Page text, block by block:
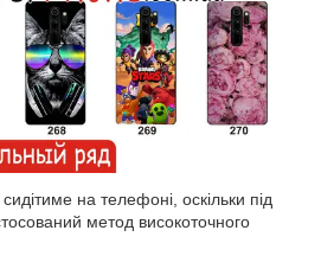
на телефоні, оскільки під
метод високоточного